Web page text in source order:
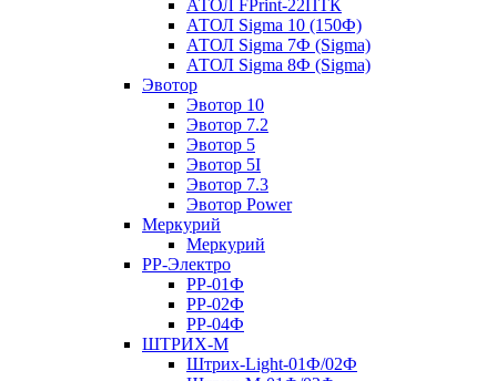
АТОЛ FPrint-22ПТК
АТОЛ Sigma 10 (150Ф)
АТОЛ Sigma 7Ф (Sigma)
АТОЛ Sigma 8Ф (Sigma)
Эвотор
Эвотор 10
Эвотор 7.2
Эвотор 5
Эвотор 5I
Эвотор 7.3
Эвотор Power
Меркурий
Меркурий
РР-Электро
РР-01Ф
РР-02Ф
РР-04Ф
ШТРИХ-М
Штрих-Light-01Ф/02Ф